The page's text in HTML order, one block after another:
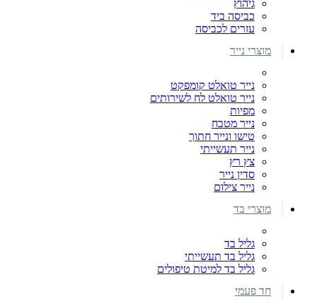
גיהוץ
כביסה ביד
עזרים לכביסה
מוצרי נייר
נייר טואלט קומפקט
נייר טואלט לח לשירותים
מפיות
נייר מטבח
טישו ונייר חתוך
נייר תעשייתי
צץ רץ
סדין נייר
נייר צילום
מוצרי בד
גליל בד
גליל בד תעשייתי
גליל בד למיטת טיפולים
חד פעמי